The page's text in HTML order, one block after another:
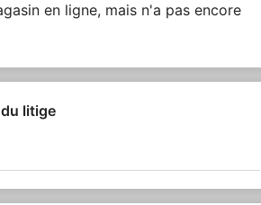
en ligne, mais n'a pas encore
litige